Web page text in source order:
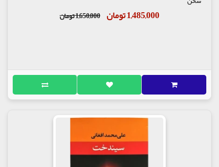
1,485,000 تومان 1,650,000 تومان